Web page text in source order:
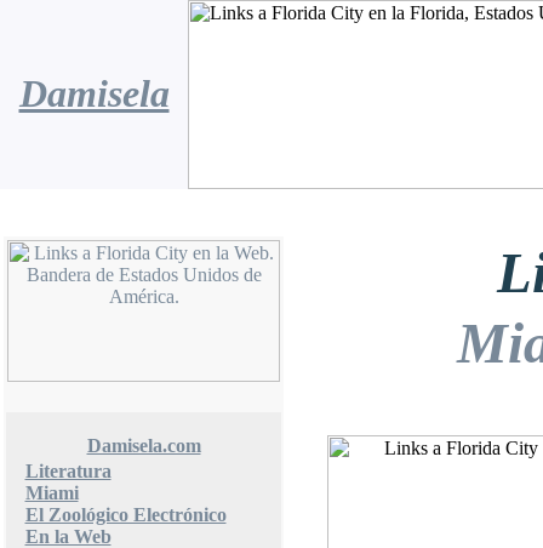
Damisela
Damisela.com
Literatura
Miami
El Zoológico Electrónico
En la Web